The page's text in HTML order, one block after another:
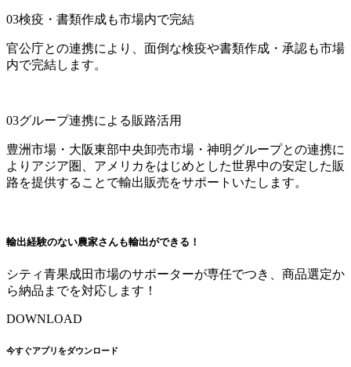
03検疫・書類作成も市場内で完結
官公庁との連携により、面倒な検疫や書類作成・承認も市場
内で完結します。
03グループ連携による販路活用
豊洲市場・大阪東部中央卸売市場・神明グループとの連携に
よりアジア圏、アメリカをはじめとした世界中の安定した販
路を提供することで輸出販売をサポートいたします。
輸出経験のない農家さんも輸出ができる！
シティ青果成田市場のサポーターが専任でつき、商品選定か
ら納品までを対応します！
DOWNLOAD
今すぐアプリをダウンロード